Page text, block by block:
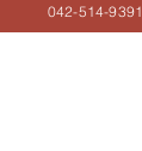
042-514-9391